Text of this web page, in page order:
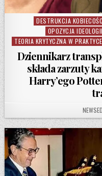
Posted in
DESTRUKCJA
OPOZYCJA
TEORIA KRYTYCZNA W PRAKTYCE
Dziennikarz
składa zarzuty
Harry’ego